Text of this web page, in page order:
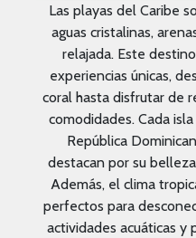
Las playas del Caribe
aguas cristalinas,
relajada. Este
experiencias únicas,
coral hasta disfrutar de
comodidades. Cada
República
destacan por su
Además, el clima
perfectos para
actividades acuáticas y